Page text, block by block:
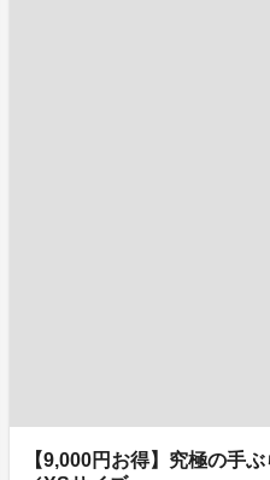
【9,000円お得】究極の手